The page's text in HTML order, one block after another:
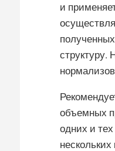
и
структуру.
объемных
одних и